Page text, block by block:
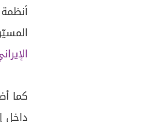
كما
داخل